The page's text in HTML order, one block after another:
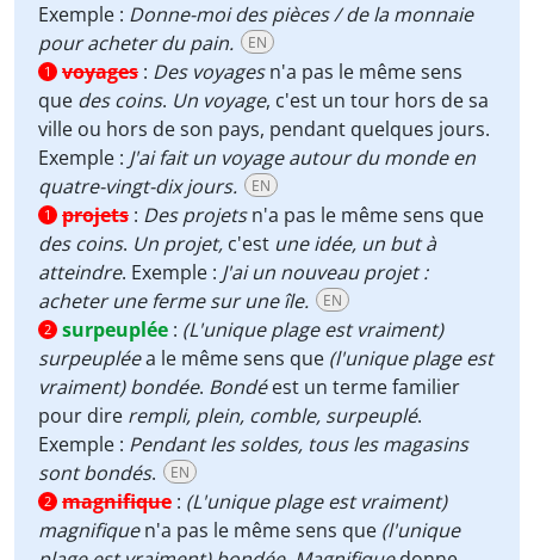
Exemple : Donne-moi des pièces / de la monnaie
pour acheter du pain.
EN
1 voyages : Des voyagesn'a pas le même sens
que des coins. Un voyage, c'est un tour hors de sa
ville ou hors de son pays, pendant quelques jours.
Exemple : J'ai fait un voyage autour du monde en
quatre-vingt-dix jours.
EN
1 projets : Des projetsn'a pas le même sens que
des coins. Un projet, c'est une idée, un but à
atteindre. Exemple : J'ai un nouveau projet :
acheter une ferme sur une île.
EN
2 surpeuplée : (L'unique plage est vraiment)
surpeupléea le même sens que (l'unique plage est
vraiment) bondée. Bondéest un terme familier
pour dire rempli, plein, comble, surpeuplé.
Exemple : Pendant les soldes, tous les magasins
sont bondés. EN
2 magnifique : (L'unique plage est vraiment)
magnifiquen'a pas le même sens que (l'unique